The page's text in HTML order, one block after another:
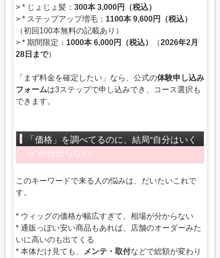
> * じょじょ髪： 300本 3,000円（税込）
> * ステップアップ増毛： 1100本 9,600円（税込）
（初回100本無料の記載あり）
> * 期間限定： 1000本 6,000円（税込） （2026年2月
28日まで）
「まず料金を確定したい」なら、公式の体験申し込み
フォームは3ステップで申し込みでき、コース選択も
できます。
「価格」を調べてるのに、結局“自分はいく
ら”が分からない
このキーワードで来る人の悩みは、だいたいこれで
す。
* ウィッグの価格が幅広すぎて、相場が分からない
* 通販っぽい安い商品もあれば、店舗のオーダーみた
いに高いのも出てくる
* 本体だけ見ても、
メンテ・取付などで総額が変わり